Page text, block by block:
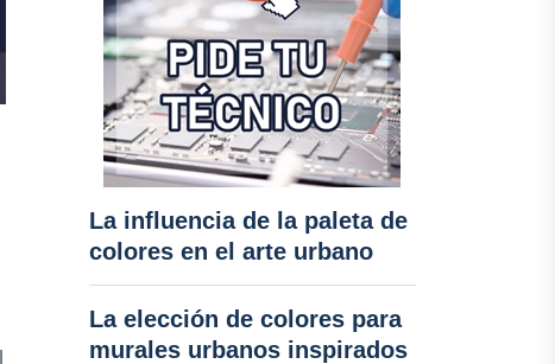
La influencia de la paleta de
colores en el arte urbano
La elección de colores para
murales urbanos inspirados